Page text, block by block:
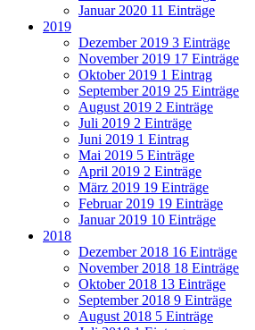
Januar 2020 11 Einträge
2019
Dezember 2019 3 Einträge
November 2019 17 Einträge
Oktober 2019 1 Eintrag
September 2019 25 Einträge
August 2019 2 Einträge
Juli 2019 2 Einträge
Juni 2019 1 Eintrag
Mai 2019 5 Einträge
April 2019 2 Einträge
März 2019 19 Einträge
Februar 2019 19 Einträge
Januar 2019 10 Einträge
2018
Dezember 2018 16 Einträge
November 2018 18 Einträge
Oktober 2018 13 Einträge
September 2018 9 Einträge
August 2018 5 Einträge